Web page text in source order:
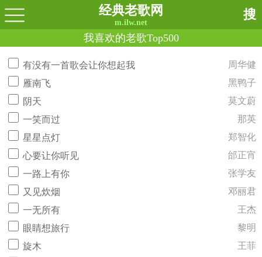
经典老歌网
m.ilw.net
搜
我喜欢的老歌Top500
有没有一首歌会让你想起我
周华健
雁南飞
黑鸭子
阴天
莫文蔚
一笑而过
那英
星星点灯
郑智化
心要让你听见
邰正宵
一路上有你
张学友
又见炊烟
邓丽君
一无所有
王杰
眼睛想旅行
黎明
旋木
王菲